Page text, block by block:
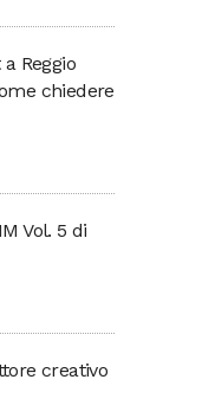
Reggio
chiedere
Vol. 5 di
creativo